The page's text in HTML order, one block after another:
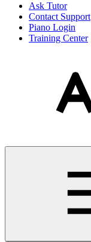
Ask Tutor
Contact Support
Piano Login
Training Center